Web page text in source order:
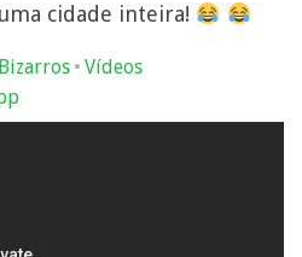
cidade inteira!
• Vídeos